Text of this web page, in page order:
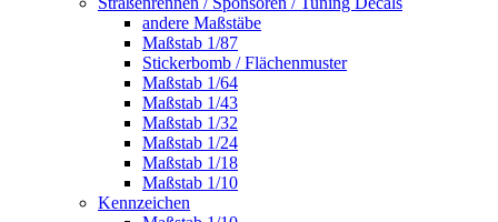
andere Maßstäbe
Maßstab 1/87
Stickerbomb / Flächenmuster
Maßstab 1/64
Maßstab 1/43
Maßstab 1/32
Maßstab 1/24
Maßstab 1/18
Maßstab 1/10
Kennzeichen